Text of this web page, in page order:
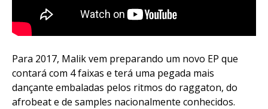
Para 2017, Malik vem preparando um novo EP que
contará com 4 faixas e terá uma pegada mais
dançante embaladas pelos ritmos do raggaton, do
afrobeat e de samples nacionalmente conhecidos.